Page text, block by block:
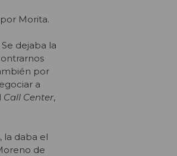
Morita.
dejaba la
por
a
Call Center,
la daba el
de